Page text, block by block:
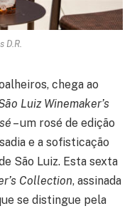
D.R.
chega ao
Luiz Winemaker’s
– um rosé de edição
e a sofisticação
São Luiz. Esta sexta
Collection, assinada
se distingue pela